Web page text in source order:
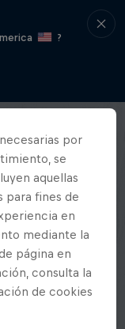
?
por
se
aquellas
para fines de
en
mediante la
página en
consulta la
de cookies